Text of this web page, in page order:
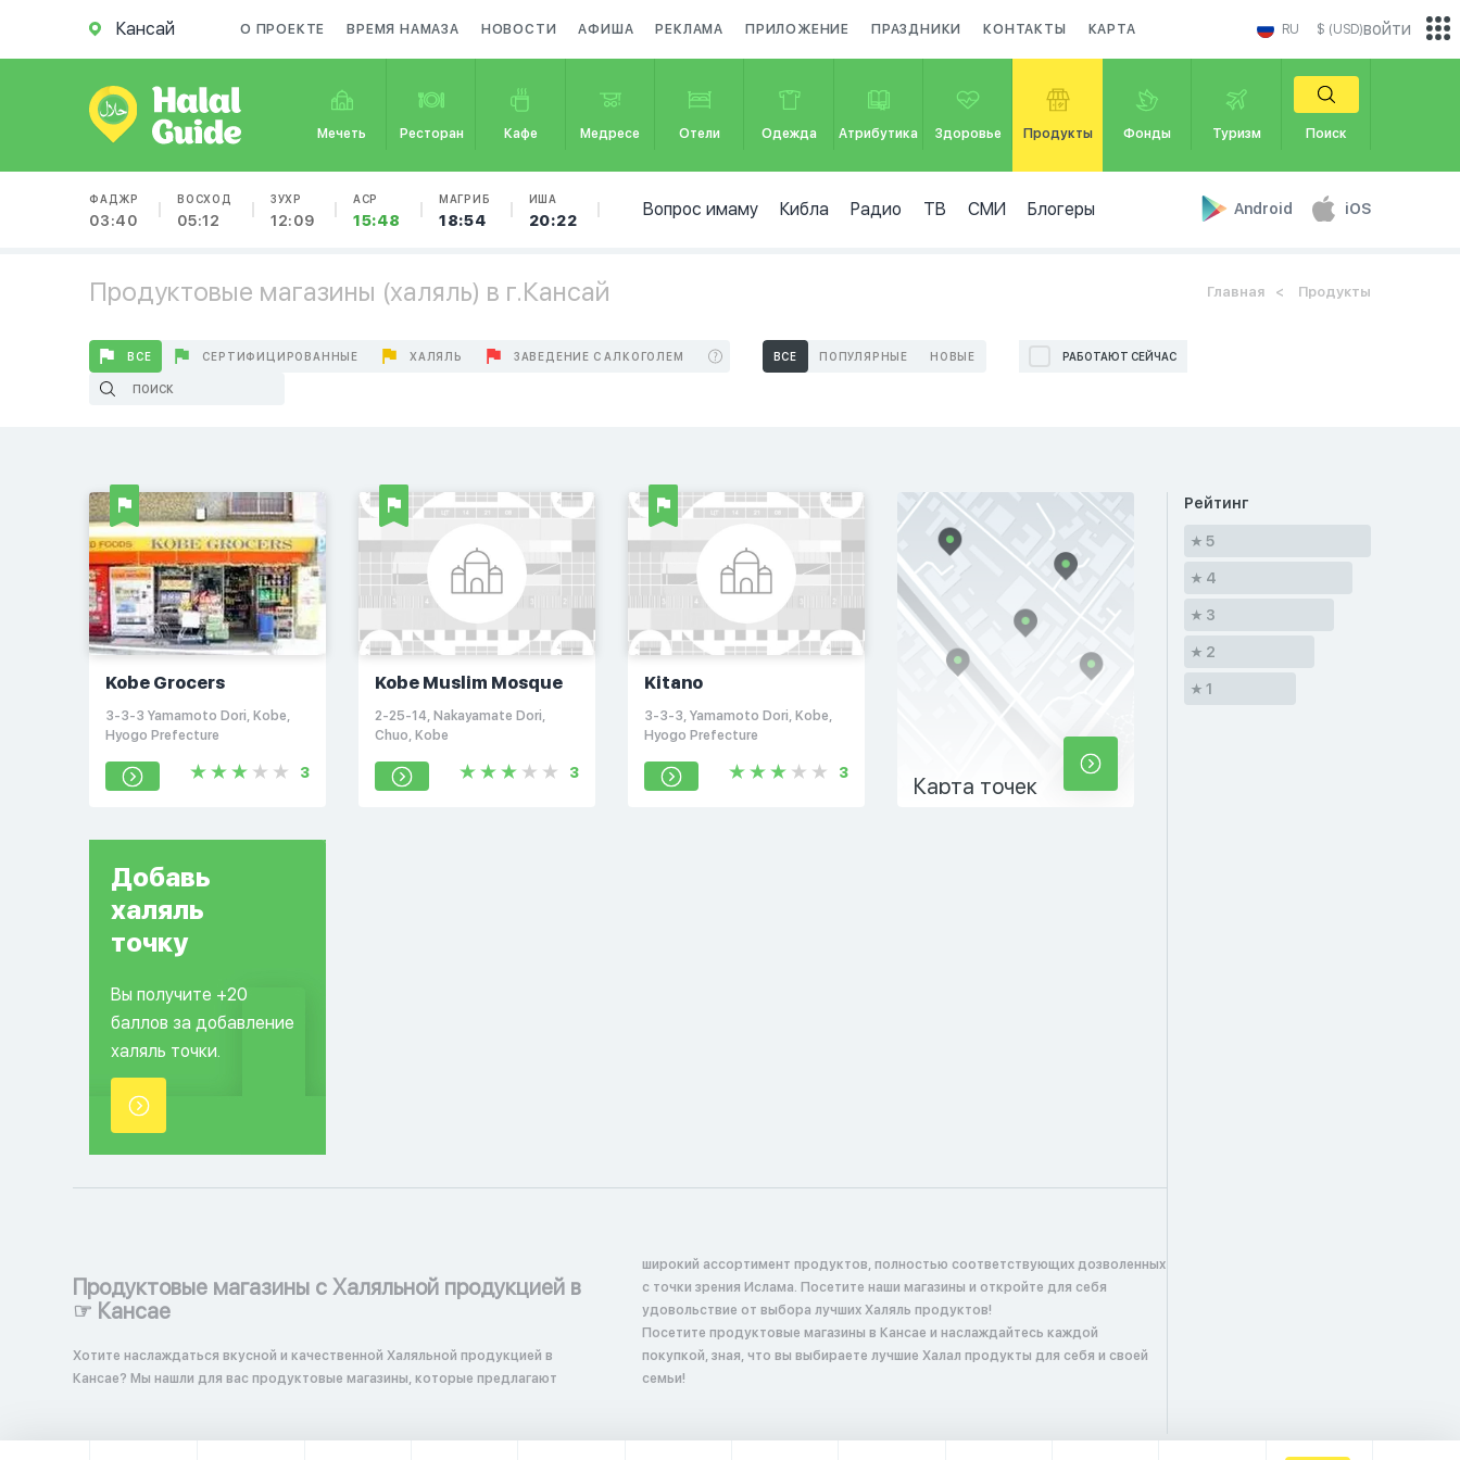
Кансай О ПРОЕКТЕ ВРЕМЯ НАМАЗА НОВОСТИ АФИША РЕКЛАМА ПРИЛОЖЕНИЕ ПРАЗДНИКИ КОНТАКТЫ КАРТА RU $ (USD)
Мечеть Ресторан Кафе Медресе Отели Одежда Атрибутика Здоровье Продукты Фонды Туризм Поиск
ФАДЖР
03:40
ВОСХОД
05:12
ЗУХР
12:09
АСР
15:48
МАГРИБ
18:54
ИША
20:22
Вопрос имаму Кибла Радио ТВ СМИ Блогеры Android iOS
войти
Продуктовые магазины (халяль) в г.Кансай Главная Продукты
ВСЕ СЕРТИФИЦИРОВАННЫЕ ХАЛЯЛЬ ЗАВЕДЕНИЕ С АЛКОГОЛЕМ ВСЕ ПОПУЛЯРНЫЕ НОВЫЕ РАБОТАЮТ СЕЙЧАС
Kobe Grocers
3-3-3 Yamamoto Dori, Kobe,
Hyogo Prefecture
3
Kobe Muslim Mosque
2-25-14, Nakayamate Dori,
Chuo, Kobe
3
Kitano
3-3-3, Yamamoto Dori, Kobe,
Hyogo Prefecture
3
Карта точек
Добавь
халяль
точку
Вы получите +20
баллов за добавление
халяль точки.
Продуктовые магазины с Халяльной продукцией в
☞ Кансае
Хотите наслаждаться вкусной и качественной Халяльной продукцией в
Кансае? Мы нашли для вас продуктовые магазины, которые предлагают
широкий ассортимент продуктов, полностью соответствующих дозволенных
с точки зрения Ислама. Посетите наши магазины и откройте для себя
удовольствие от выбора лучших Халяль продуктов!
Посетите продуктовые магазины в Кансае и наслаждайтесь каждой
покупкой, зная, что вы выбираете лучшие Халал продукты для себя и своей
семьи!
Рейтинг
5
4
3
2
1